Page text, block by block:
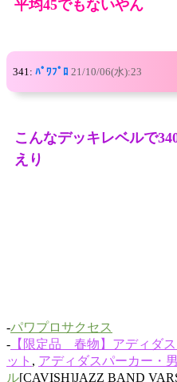
平均45でもないやん
341: ﾊﾟﾜﾌﾟﾛ 21/10/06(水):23
こんなデッキレベルで
えり
-パワプロサクセス
- 【限定品 春物】アディダ
ット , アディダスパーカー・
ル[CAVISH]JAZZ BAND